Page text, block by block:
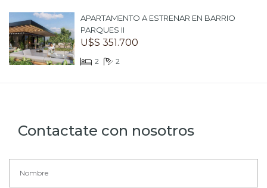
APARTAMENTO A ESTRENAR EN BARRIO
PARQUES II
U$S 351.700
2 2
Contactate con nosotros